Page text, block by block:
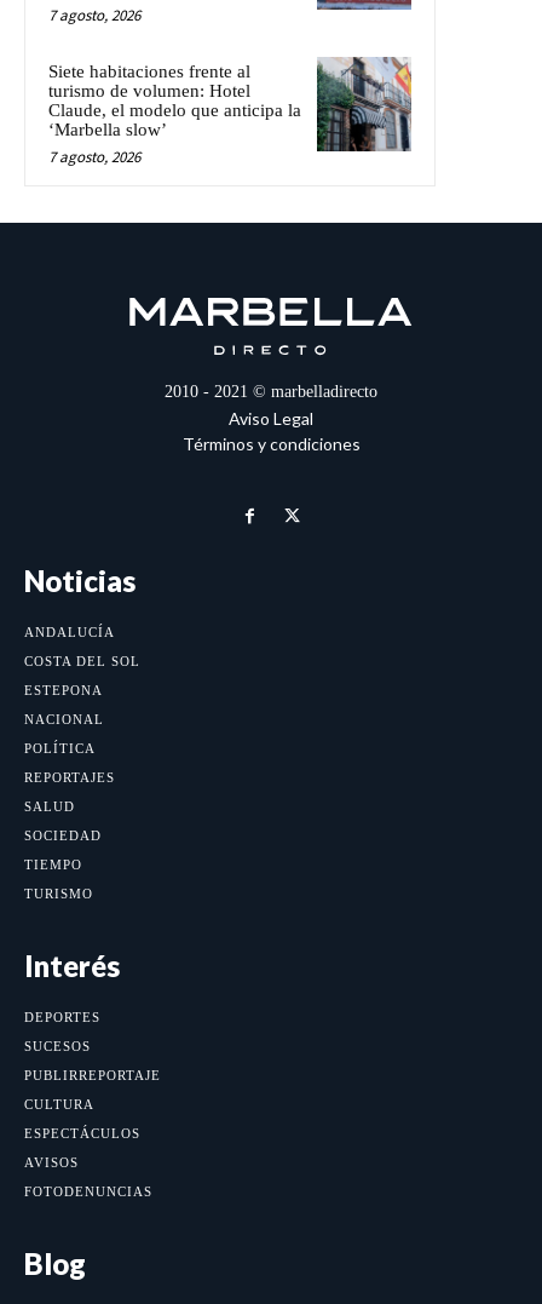
7 agosto, 2026
Siete habitaciones frente al
turismo de volumen: Hotel
Claude, el modelo que anticipa la
‘Marbella slow’
7 agosto, 2026
2010 - 2021 © marbelladirecto
Aviso Legal
Términos y condiciones
Noticias
ANDALUCÍA
COSTA DEL SOL
ESTEPONA
NACIONAL
POLÍTICA
REPORTAJES
SALUD
SOCIEDAD
TIEMPO
TURISMO
Interés
DEPORTES
SUCESOS
PUBLIRREPORTAJE
CULTURA
ESPECTÁCULOS
AVISOS
FOTODENUNCIAS
Blog